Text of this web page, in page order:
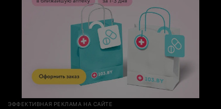
ЭФФЕКТИВНАЯ РЕКЛАМА НА САЙТЕ